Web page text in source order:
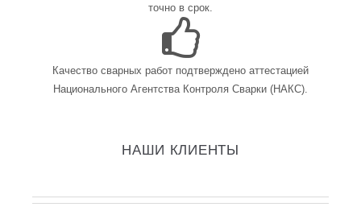
точно в срок.
Качество сварных работ подтверждено аттестацией
Национального Агентства Контроля Сварки (НАКС).
НАШИ КЛИЕНТЫ